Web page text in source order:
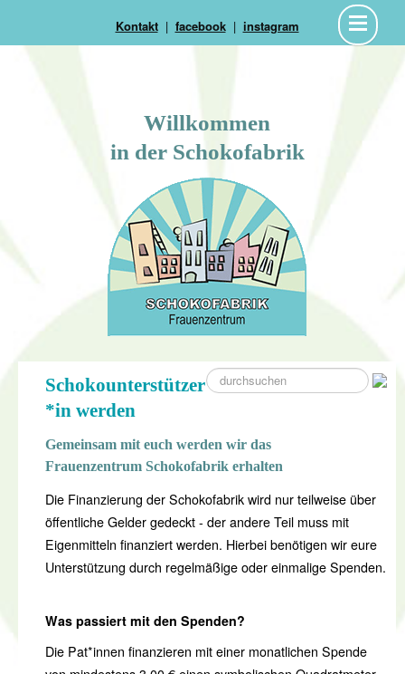
Kontakt| facebook| instagram
Willkommen
in der Schokofabrik
suche
Schokounterstützer
*in werden
Gemeinsam mit euch werden wir das
Frauenzentrum Schokofabrik erhalten
Die Finanzierung der Schokofabrik wird nur teilweise über
öffentliche Gelder gedeckt - der andere Teil muss mit
Eigenmitteln finanziert werden. Hierbei benötigen wir eure
Unterstützung durch regelmäßige oder einmalige Spenden.
Was passiert mit den Spenden?
Die Pat*innen finanzieren mit einer monatlichen Spende